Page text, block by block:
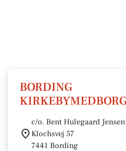
BORDING
c/o. Bent Hulegaard Jensen
Klochsvej 57
7441 Bording